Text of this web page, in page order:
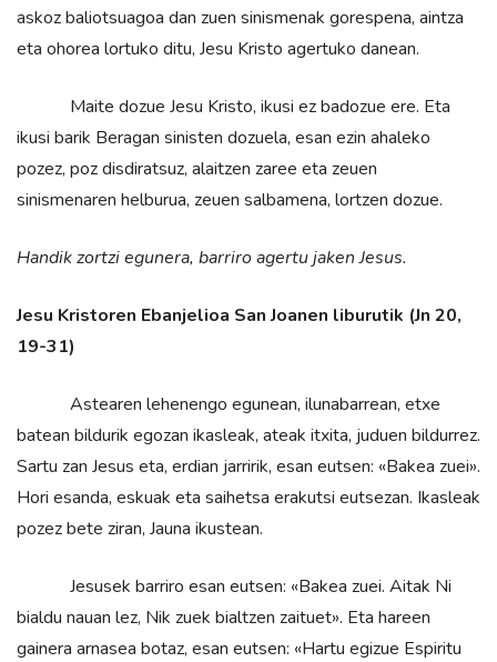
askoz baliotsuagoa dan zuen sinismenak gorespena, aintza
eta ohorea lortuko ditu, Jesu Kristo agertuko danean.
Maite dozue Jesu Kristo, ikusi ez badozue ere. Eta
ikusi barik Beragan sinisten dozuela, esan ezin ahaleko
pozez, poz disdiratsuz, alaitzen zaree eta zeuen
sinismenaren helburua, zeuen salbamena, lortzen dozue.
Handik zortzi egunera, barriro agertu jaken Jesus.
Jesu Kristoren Ebanjelioa San Joanen liburutik (Jn 20,
19-31)
Astearen lehenengo egunean, ilunabarrean, etxe
batean bildurik egozan ikasleak, ateak itxita, juduen bildurrez.
Sartu zan Jesus eta, erdian jarririk, esan eutsen: «Bakea zuei».
Hori esanda, eskuak eta saihetsa erakutsi eutsezan. Ikasleak
pozez bete ziran, Jauna ikustean.
Jesusek barriro esan eutsen: «Bakea zuei. Aitak Ni
bialdu nauan lez, Nik zuek bialtzen zaituet». Eta hareen
gainera arnasea botaz, esan eutsen: «Hartu egizue Espiritu